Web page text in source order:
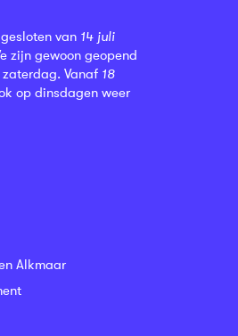
van 14 juli
zijn gewoon geopend
Vanaf 18
op dinsdagen weer
Alkmaar